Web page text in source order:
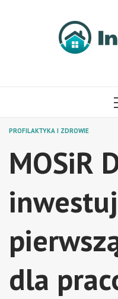
PROFILAKTYKA I ZDROWIE
MOSiR
dla